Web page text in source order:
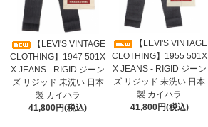
【LEVI'S VINTAGE
CLOTHING】1947 501X
X JEANS - RIGID ジーン
ズ リジッド 未洗い 日本
製 カイハラ
41,800円(税込)
【LEVI'S VINTAGE
CLOTHING】1955 501X
X JEANS - RIGID ジーン
ズ リジッド 未洗い 日本
製 カイハラ
41,800円(税込)